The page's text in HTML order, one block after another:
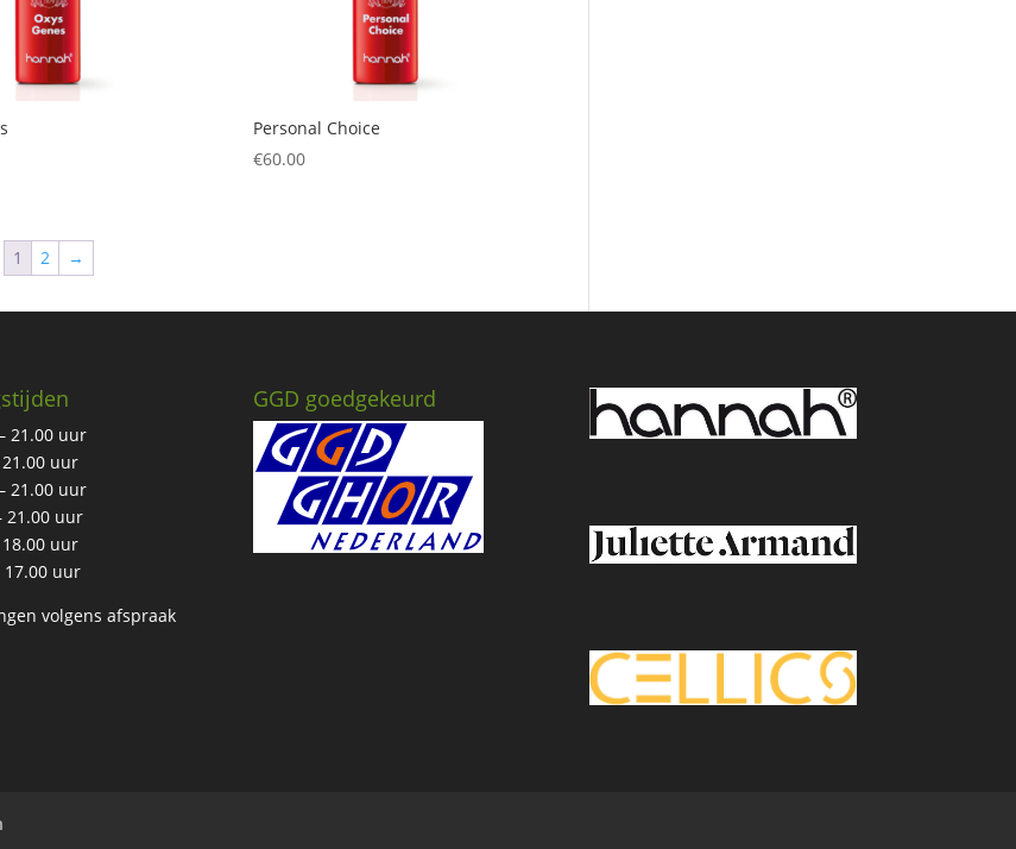
Personal Choice
€60.00
1 2 →
21.00 uur
21.00 uur
21.00 uur
21.00 uur
18.00 uur
17.00 uur
volgens afspraak
GGD goedgekeurd